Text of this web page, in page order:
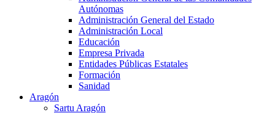
Autónomas
Administración General del Estado
Administración Local
Educación
Empresa Privada
Entidades Públicas Estatales
Formación
Sanidad
Aragón
Sartu Aragón